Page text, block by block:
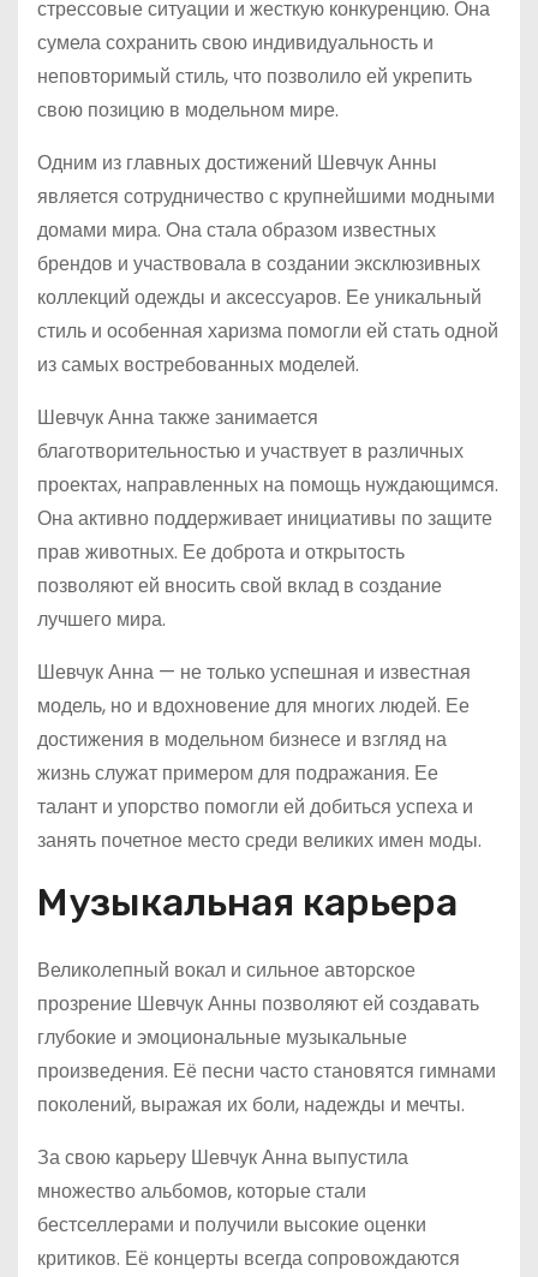
стрессовые ситуации и жесткую конкуренцию. Она
сумела сохранить свою индивидуальность и
неповторимый стиль, что позволило ей укрепить
свою позицию в модельном мире.
Одним из главных достижений Шевчук Анны
является сотрудничество с крупнейшими модными
домами мира. Она стала образом известных
брендов и участвовала в создании эксклюзивных
коллекций одежды и аксессуаров. Ее уникальный
стиль и особенная харизма помогли ей стать одной
из самых востребованных моделей.
Шевчук Анна также занимается
благотворительностью и участвует в различных
проектах, направленных на помощь нуждающимся.
Она активно поддерживает инициативы по защите
прав животных. Ее доброта и открытость
позволяют ей вносить свой вклад в создание
лучшего мира.
Шевчук Анна — не только успешная и известная
модель, но и вдохновение для многих людей. Ее
достижения в модельном бизнесе и взгляд на
жизнь служат примером для подражания. Ее
талант и упорство помогли ей добиться успеха и
занять почетное место среди великих имен моды.
Музыкальная карьера
Великолепный вокал и сильное авторское
прозрение Шевчук Анны позволяют ей создавать
глубокие и эмоциональные музыкальные
произведения. Её песни часто становятся гимнами
поколений, выражая их боли, надежды и мечты.
За свою карьеру Шевчук Анна выпустила
множество альбомов, которые стали
бестселлерами и получили высокие оценки
критиков. Её концерты всегда сопровождаются